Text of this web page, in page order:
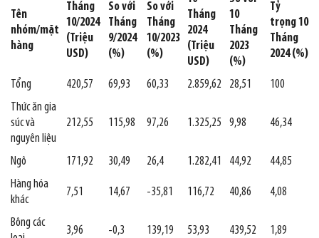
Tên
nhóm/mặt
hàng
Tháng
10/2024
(Triệu
USD)
So với
Tháng
9/2024
(%)
So với
Tháng
10/2023
(%)
Tháng
2024
(Triệu
USD)
10
Tháng
2023
(%)
Tỷ
trọng 10
Tháng
2024 (%)
Tổng 420,57 69,93 60,33 2.859,62 28,51
100
Thức ăn gia
súc và
nguyên liệu
212,55 115,98 97,26 1.325,25 9,98 46,34
Ngô 171,92 30,49 26,4 1.282,41 44,92
44,85
Hàng hóa
khác
7,51 14,67 -35,81 116,72 40,86 4,08
Bông các
3,96 -0,3 139,19 53,93 439,52 1,89